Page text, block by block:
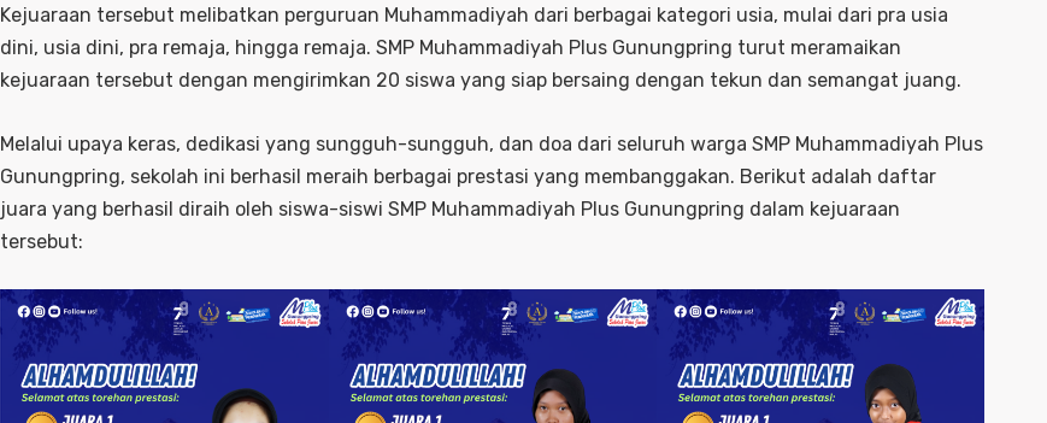
Kejuaraan tersebut melibatkan perguruan Muhammadiyah dari berbagai kategori usia, mulai dari pra usia
dini, usia dini, pra remaja, hingga remaja. SMP Muhammadiyah Plus Gunungpring turut meramaikan
kejuaraan tersebut dengan mengirimkan 20 siswa yang siap bersaing dengan tekun dan semangat juang.
Melalui upaya keras, dedikasi yang sungguh-sungguh, dan doa dari seluruh warga SMP Muhammadiyah Plus
Gunungpring, sekolah ini berhasil meraih berbagai prestasi yang membanggakan. Berikut adalah daftar
juara yang berhasil diraih oleh siswa-siswi SMP Muhammadiyah Plus Gunungpring dalam kejuaraan
tersebut: